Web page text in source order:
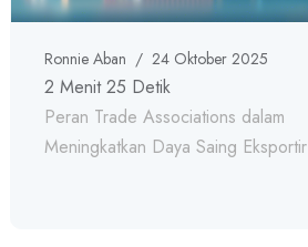
Ronnie Aban / 24 Oktober 2025
2 Menit 25 Detik
Peran Trade Associations dalam
Meningkatkan Daya Saing Eksportir